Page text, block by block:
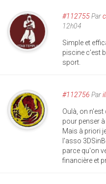
#112755Par
12h04
Simple et
piscine c'est
sport.
#112756 Par
Oulà, on
pour penser à
Mais à priori
l'asso
parce qu'on
financière et